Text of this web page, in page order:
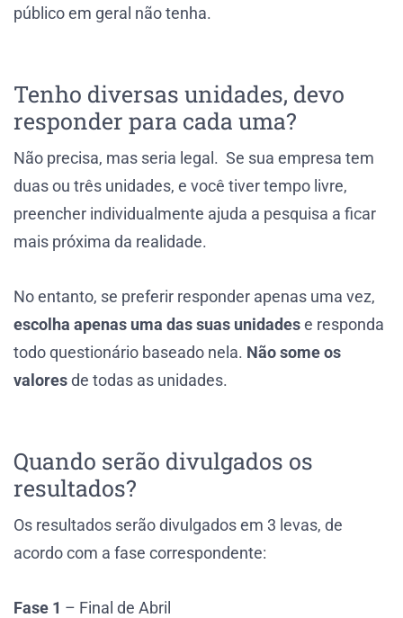
público em geral não tenha.
Tenho diversas unidades, devo
responder para cada uma?
Não precisa, mas seria legal. Se sua empresa tem
duas ou três unidades, e você tiver tempo livre,
preencher individualmente ajuda a pesquisa a ficar
mais próxima da realidade.
No entanto, se preferir responder apenas uma vez,
escolha apenas uma das suas unidadese responda
todo questionário baseado nela. Não some os
valoresde todas as unidades.
Quando serão divulgados os
resultados?
Os resultados serão divulgados em 3 levas, de
acordo com a fase correspondente:
Fase 1 – Final de Abril